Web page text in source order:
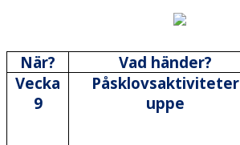
När? Vad händer?
Vecka
9
Påsklovsaktiviteter
uppe